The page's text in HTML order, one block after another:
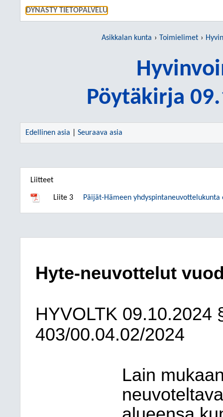
DYNASTY TIETOPALVELU
Asikkalan kunta Toimielimet
Pöytäkirja
Edellinen asia Seuraava asia
Liitteet
Liite 3 Päijät-Hämeen yhdyspintaneuvottelukunta
Hyte-neuvottelut
HYVOLTK 09.10.2024
403/00.04.02/2024
Lain